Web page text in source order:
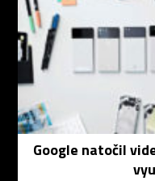
Google natočil